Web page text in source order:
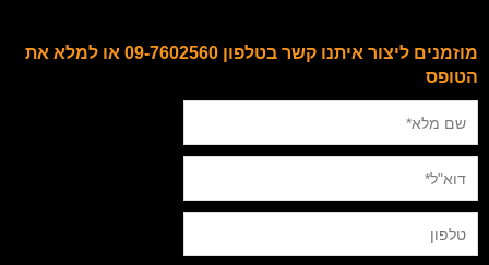
מוזמנים ליצור איתנו קשר בטלפון 09-7602560 או למלא את
הטופס